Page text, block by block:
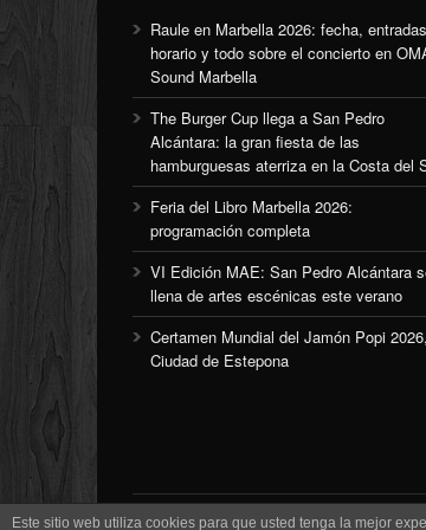
Raule en Marbella 2026: fecha,
horario y todo sobre el concierto en
Sound Marbella
The Burger Cup llega a San Pedro
Alcántara: la gran fiesta de las
hamburguesas aterriza en la Costa del
Feria del Libro Marbella 2026:
programación completa
VI Edición MAE: San Pedro Alcántara
llena de artes escénicas este verano
Certamen Mundial del Jamón Popi 2026,
Ciudad de Estepona
Este sitio web utiliza cookies para que usted tenga la mejor